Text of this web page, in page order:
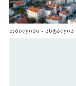
თბილისი - ანტალია